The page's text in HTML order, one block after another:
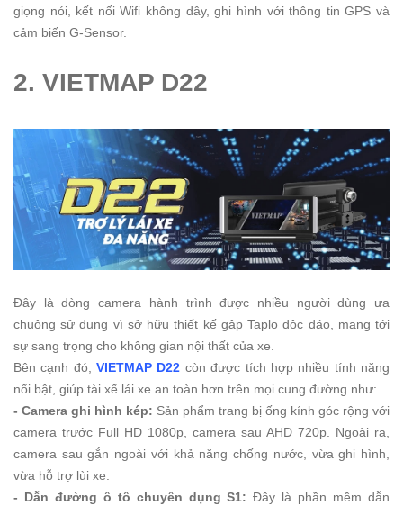
giọng nói, kết nối Wifi không dây, ghi hình với thông tin GPS và
cảm biến G-Sensor.
2. VIETMAP D22
Đây là dòng camera hành trình được nhiều người dùng ưa
chuộng sử dụng vì sở hữu thiết kế gập Taplo độc đáo, mang tới
sự sang trọng cho không gian nội thất của xe.
Bên cạnh đó,VIETMAP D22 còn được tích hợp nhiều tính năng
nổi bật, giúp tài xế lái xe an toàn hơn trên mọi cung đường như:
- Camera ghi hình kép: Sản phẩm trang bị ống kính góc rộng với
camera trước Full HD 1080p, camera sau AHD 720p. Ngoài ra,
camera sau gắn ngoài với khả năng chống nước, vừa ghi hình,
vừa hỗ trợ lùi xe.
- Dẫn đường ô tô chuyên dụng S1:Đây là phần mềm dẫn